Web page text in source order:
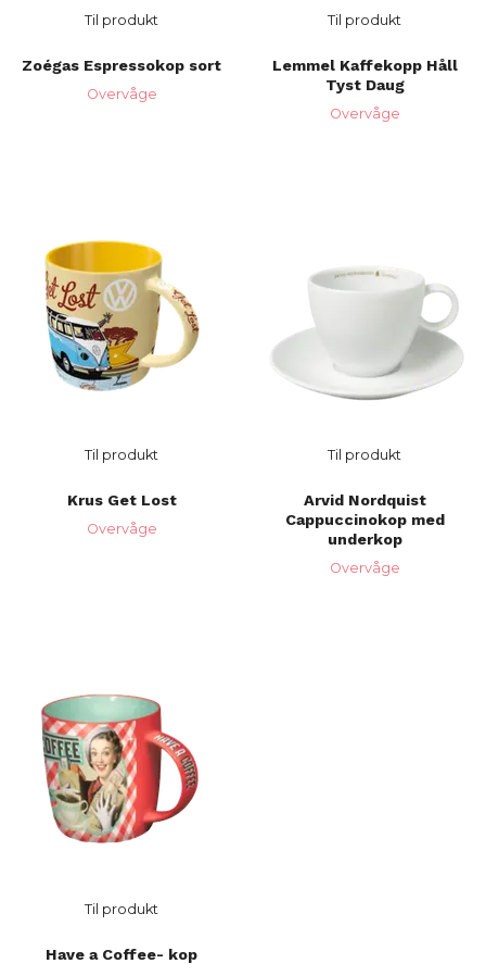
Til produkt
Zoégas Espressokop sort
Overvåge
Til produkt
Lemmel Kaffekopp Håll
Tyst Daug
Overvåge
Til produkt
Krus Get Lost
Overvåge
Til produkt
Arvid Nordquist
Cappuccinokop med
underkop
Overvåge
Til produkt
Have a Coffee- kop